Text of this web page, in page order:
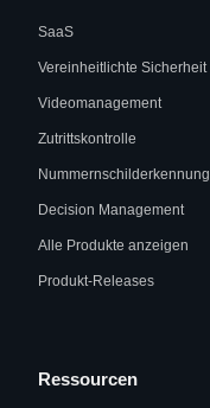
SaaS
Vereinheitlichte Sicherheit
Videomanagement
Zutrittskontrolle
Nummernschilderkennung
Decision Management
Alle Produkte anzeigen
Produkt-Releases
Ressourcen